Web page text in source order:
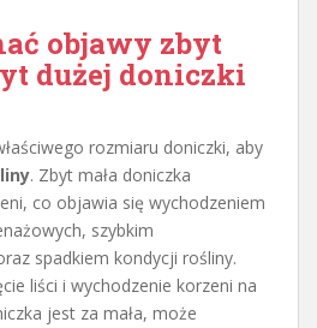
objawy zbyt
dużej doniczki
rozmiaru doniczki, aby
. Zbyt mała doniczka
co objawia się wychodzeniem
szybkim
spadkiem kondycji rośliny.
liści i wychodzenie korzeni na
jest za mała, może